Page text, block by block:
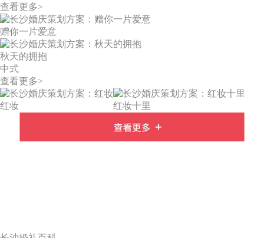
查看更多>
赠你一片爱意
秋天的拥抱
中式
查看更多>
红妆 红妆十里